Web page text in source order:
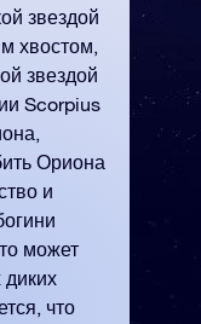
звездой
хвостом,
звездой
Scorpius
Ориона
и
может
диких
что